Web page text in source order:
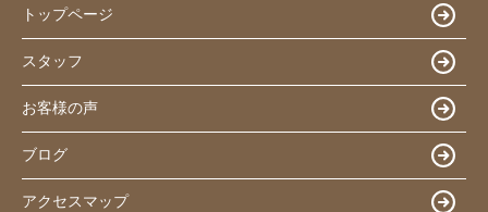
トップページ
スタッフ
お客様の声
ブログ
アクセスマップ